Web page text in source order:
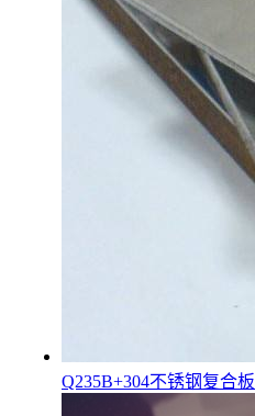
Q235B+304不锈钢复合板